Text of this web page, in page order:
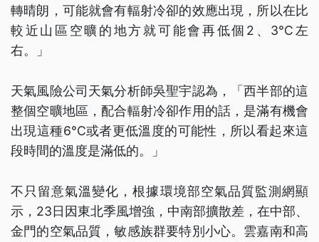
轉晴朗，可能就會有輻射冷卻的效應出現，所以在比
較近山區空曠的地方就可能會再低個2、3°C左
右。」
天氣風險公司天氣分析師吳聖宇認為，「西半部的這
整個空曠地區，配合輻射冷卻作用的話，是滿有機會
出現這種6°C或者更低溫度的可能性，所以看起來這
段時間的溫度是滿低的。」
不只留意氣溫變化，根據環境部空氣品質監測網顯
示，23日因東北季風增強，中南部擴散差，在中部、
金門的空氣品質，敏感族群要特別小心。雲嘉南和高